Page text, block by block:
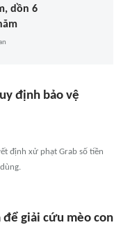
dồn 6
định bảo vệ
định xử phạt Grab số tiền
giải cứu mèo con